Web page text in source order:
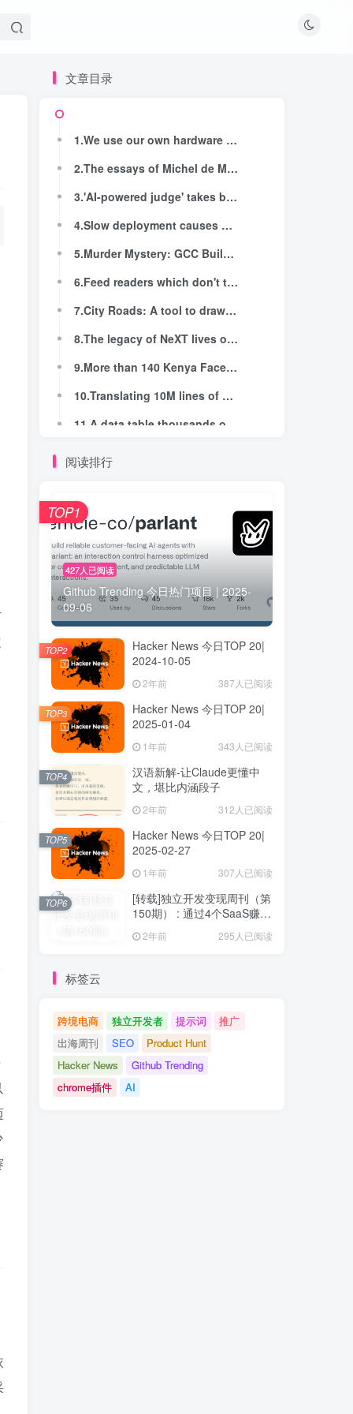
文章目录
1.We use our own hardware at Fastmail
2.The essays of Michel de Montaigne online
3.'AI-powered judge' takes boxing closer to brave new world it appears to seek
4.Slow deployment causes meetings (2015)
5.Murder Mystery: GCC Builds Failing After Sbuild Refactoring
6.Feed readers which don't take "no" for an answer
7.City Roads: A tool to draw all roads in a city at once
8.The legacy of NeXT lives on in OS X (2012)
9.More than 140 Kenya Facebook moderators sue after diagnoses of PTSD
10.Translating 10M lines of Java to Kotlin
14.Ideas from "A Philosophy of Software Design"
17.JEP 483: Ahead-of-Time Class Loading and Linking
18.Introducing S2
19.Keeping a Changelog at Work (2020)
20.Enum of Arrays
文章目录
1.We use our own hardware at Fastmail
2.The essays of Michel de Montaigne online
3.'AI-powered judge' takes boxing closer to brave new world it appears to seek
4.Slow deployment causes meetings (2015)
5.Murder Mystery: GCC Builds Failing After Sbuild Refactoring
6.Feed readers which don't take "no" for an answer
7.City Roads: A tool to draw all roads in a city at once
8.The legacy of NeXT lives on in OS X (2012)
9.More than 140 Kenya Facebook moderators sue after diagnoses of PTSD
10.Translating 10M lines of Java to Kotlin
14.Ideas from "A Philosophy of Software Design"
17.JEP 483: Ahead-of-Time Class Loading and Linking
18.Introducing S2
19.Keeping a Changelog at Work (2020)
20.Enum of Arrays
阅读排行
427人已阅读
Github Trending 今日热门项目 | 2025-
09-06
TOP1
Hacker News 今日TOP 20|
2024-10-05
2年前 387人已阅读
TOP2
Hacker News 今日TOP 20|
2025-01-04
1年前 343人已阅读
TOP3
汉语新解-让Claude更懂中
文，堪比内涵段子
2年前 312人已阅读
TOP4
Hacker News 今日TOP 20|
2025-02-27
1年前 307人已阅读
TOP5
[转载]独立开发变现周刊（第
150期） : 通过4个SaaS赚取
2年前 295人已阅读
TOP6
标签云
跨境电商 独立开发者 提示词
推广
出海周刊
SEO
Product Hunt
Hacker News
Github Trending
chrome插件
AI